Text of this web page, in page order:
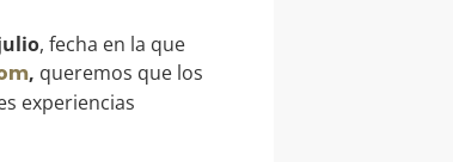
, fecha en la que
, queremos que los
experiencias